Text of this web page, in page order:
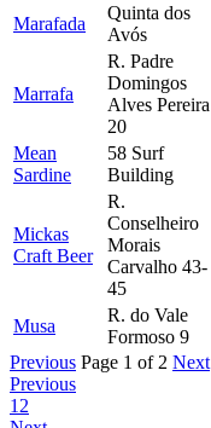
Marafada
Quinta dos
Avós
Marrafa
R. Padre
Domingos
Alves Pereira
20
Mean
Sardine
58 Surf
Building
Mickas
Craft Beer
R.
Conselheiro
Morais
Carvalho 43-
45
Musa
R. do Vale
Formoso 9
Previous Page 1 of 2 Next
Previous
1 2